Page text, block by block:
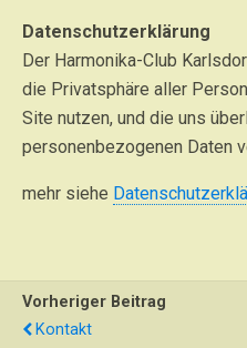
Datenschutzerklärung
Der Harmonika-Club
die Privatsphäre aller
Site nutzen, und die uns
personenbezogenen Daten
mehr siehe
Vorheriger Beitrag
Kontakt